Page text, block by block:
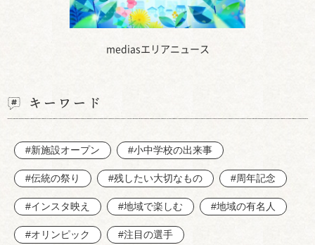
mediasエリアニュース
キーワード
#新施設オープン #小中学校の出来事
#伝統の祭り #残したい大切なもの #周年記念
#インスタ映え #地域で楽しむ #地域の有名人
#オリンピック #注目の選手